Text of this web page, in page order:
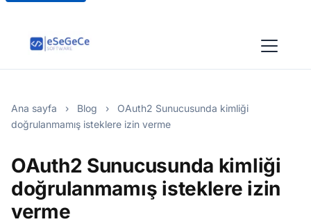
Ana sayfa › Blog ›
OAuth2 Sunucusunda kimliği
doğrulanmamış isteklere izin verme
OAuth2 Sunucusunda kimliği
doğrulanmamış isteklere izin
verme